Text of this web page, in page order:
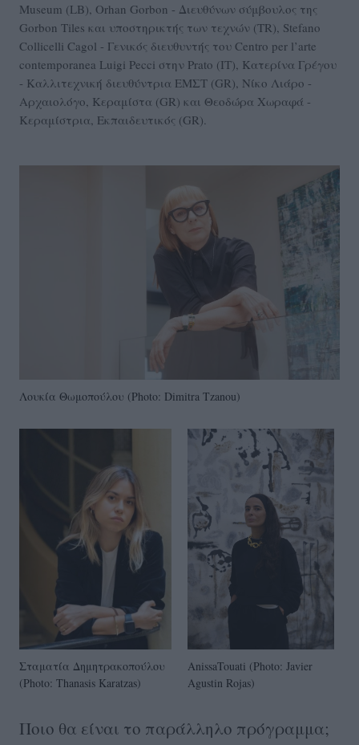
Museum (LB), Orhan Gorbon - Διευθύνων σύμβουλος της
Gorbon Tiles και υποστηρικτής των τεχνών (TR), Stefano
Collicelli Cagol - Γενικός διευθυντής του Centro per l’arte
contemporanea Luigi Pecci στην Prato (IT), Κατερίνα Γρέγου
- Καλλιτεχνική διευθύντρια ΕΜΣΤ (GR), Νίκο Λιάρο -
Αρχαιολόγο, Κεραμίστα (GR) και Θεοδώρα Χωραφά -
Κεραμίστρια, Εκπαιδευτικός (GR).
Λουκία Θωμοπούλου (Photo: Dimitra Tzanou)
Σταματία Δημητρακοπούλου
(Photo: Thanasis Karatzas)
AnissaTouati (Photo: Javier
Agustin Rojas)
Ποιο θα είναι το παράλληλο πρόγραμμα;